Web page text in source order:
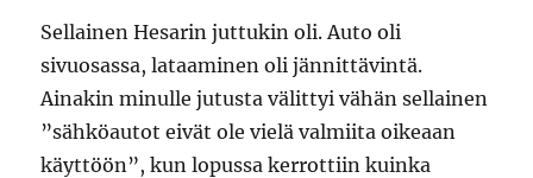
Sellainen Hesarin juttukin oli. Auto oli
sivuosassa, lataaminen oli jännittävintä.
Ainakin minulle jutusta välittyi vähän sellainen
”sähköautot eivät ole vielä valmiita oikeaan
käyttöön”, kun lopussa kerrottiin kuinka